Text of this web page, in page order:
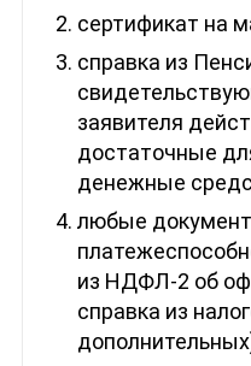
сертификат на
справка из
заявителя
достаточные
денежные
любые
из НДФЛ-2 об
справка из